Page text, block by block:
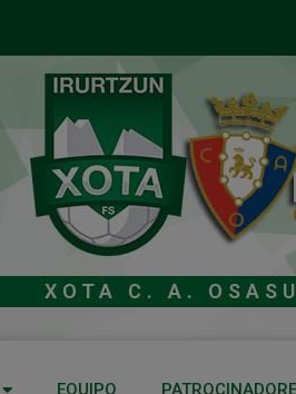
XOTA C. A.
EQUIPO